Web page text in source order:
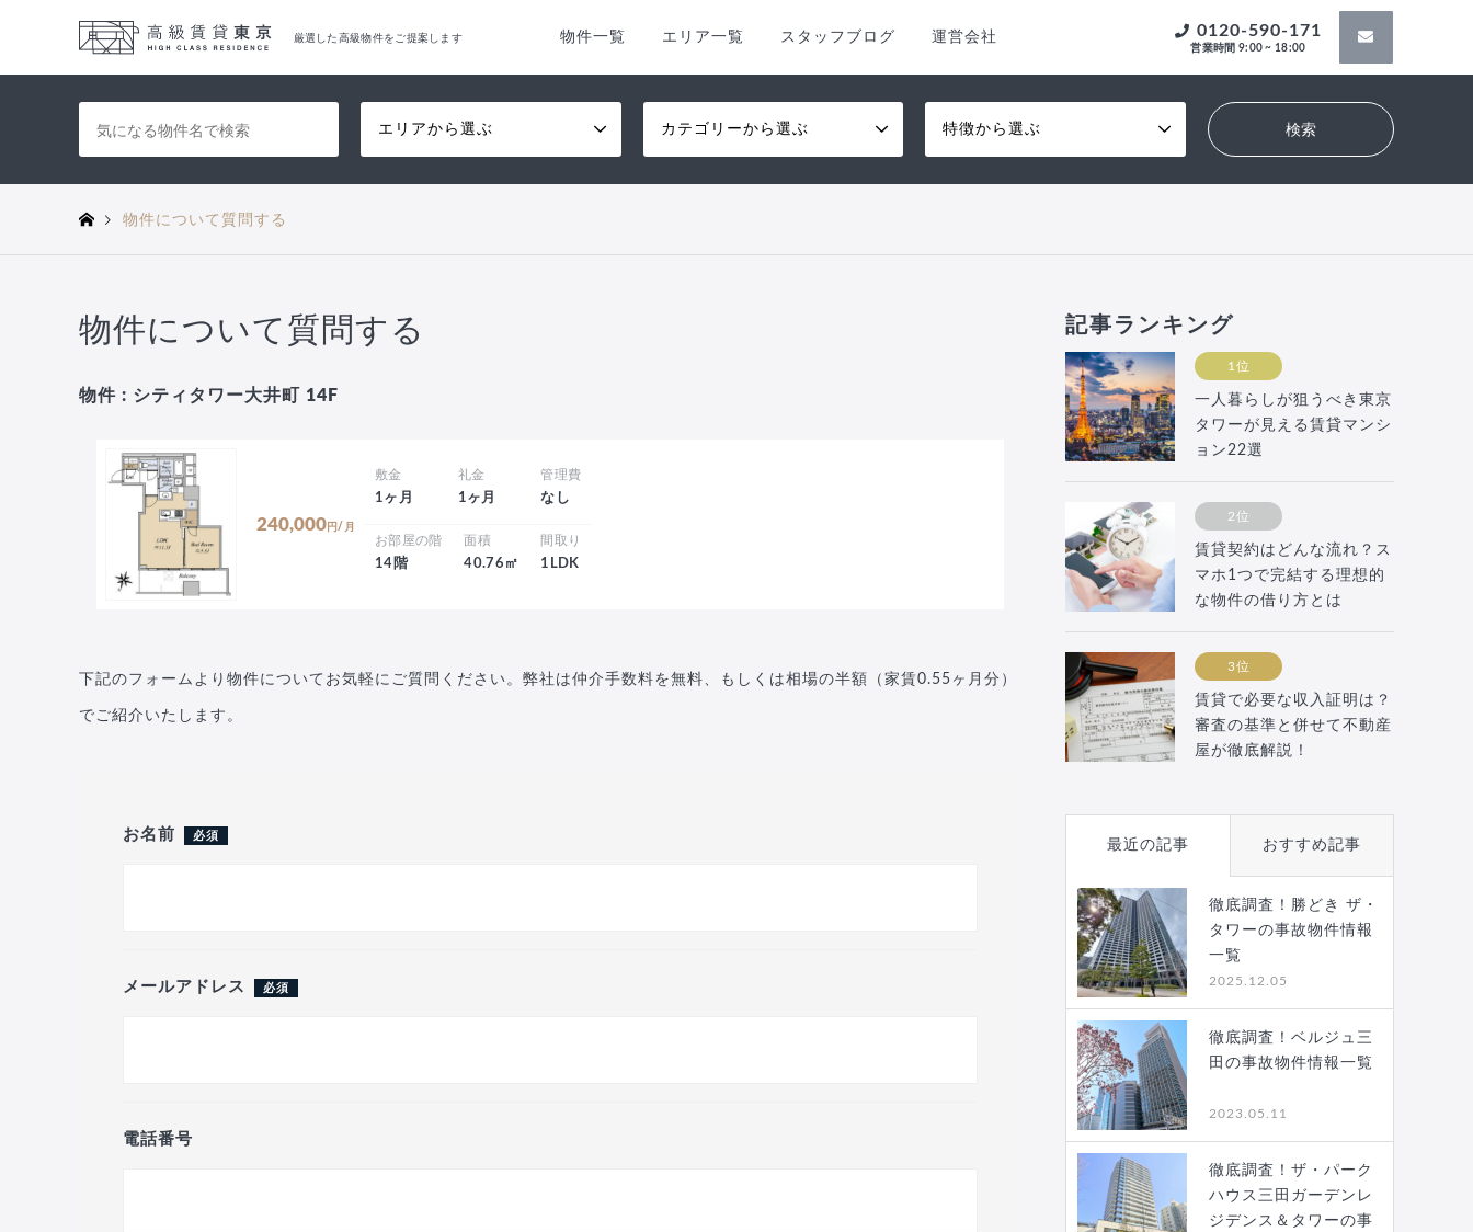
厳選した高級物件をご提案します 物件一覧 エリア一覧 スタッフブログ 運営会社 0120-590-171
営業時間 9:00 ~ 18:00
エリアから選ぶ カテゴリーから選ぶ 特徴から選ぶ
物件について質問する
物件について質問する
物件 : シティタワー大井町 14F
240,000 円/月
敷金
1ヶ月
礼金
1ヶ月
管理費
なし
お部屋の階
14階
面積
40.76㎡
間取り
1LDK
下記のフォームより物件についてお気軽にご質問ください。弊社は仲介手数料を無料、もしくは相場の半額（家賃0.55ヶ月分）
でご紹介いたします。
お名前 必須
メールアドレス 必須
電話番号
記事ランキング
1位
一人暮らしが狙うべき東京
タワーが見える賃貸マンシ
ョン22選
2位
賃貸契約はどんな流れ？ス
マホ1つで完結する理想的
な物件の借り方とは
3位
賃貸で必要な収入証明は？
審査の基準と併せて不動産
屋が徹底解説！
最近の記事 おすすめ記事
徹底調査！勝どき ザ・
タワーの事故物件情報
一覧
2025.12.05
徹底調査！ベルジュ三
田の事故物件情報一覧
2023.05.11
徹底調査！ザ・パーク
ハウス三田ガーデンレ
ジデンス＆タワーの事